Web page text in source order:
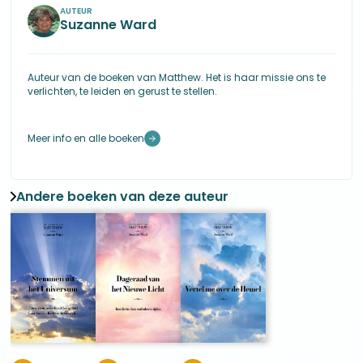
AUTEUR
Suzanne Ward
Auteur van de boeken van Matthew. Het is haar missie ons te
verlichten, te leiden en gerust te stellen.
Meer info en alle boeken
Andere boeken van deze auteur